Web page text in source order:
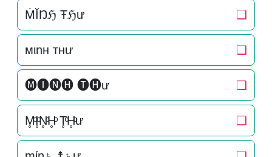
ṀĬŊℌ Ŧℌư ❏
мιnн тнư ❏
🅜🅘🅝🅗 🅣🅗ư ❏
M̥ͦI̥ͦN̥ͦH̥ͦ T̥ͦH̥ͦư ❏